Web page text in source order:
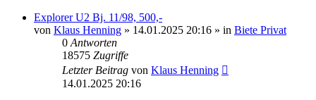
Explorer U2 Bj. 11/98, 500,-
von Klaus Henning » 14.01.2025 20:16 » in Biete Privat
0 Antworten
18575 Zugriffe
Letzter Beitrag von Klaus Henning
14.01.2025 20:16